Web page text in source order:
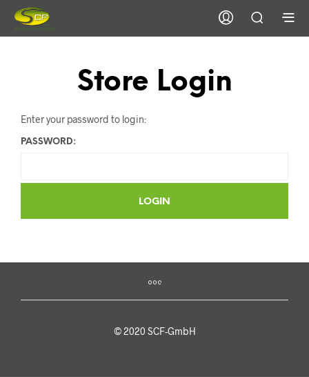
Store Login
Enter your password to login:
PASSWORD:
© 2020 SCF-GmbH